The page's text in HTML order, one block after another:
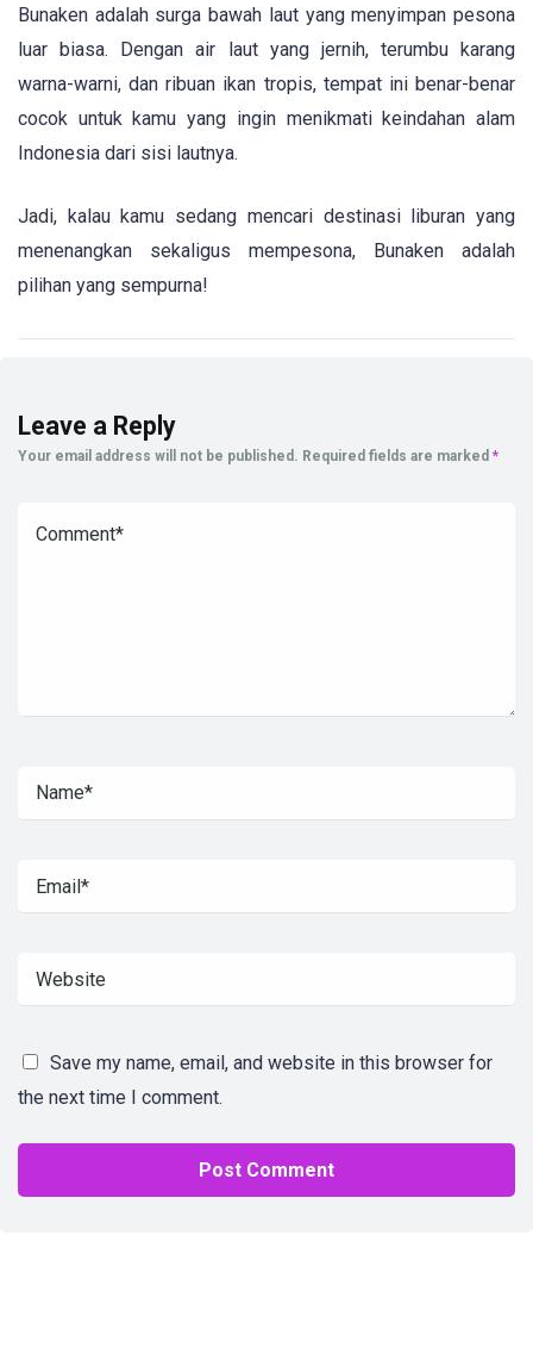
Bunaken adalah surga bawah laut yang menyimpan pesona
luar biasa. Dengan air laut yang jernih, terumbu karang
warna-warni, dan ribuan ikan tropis, tempat ini benar-benar
cocok untuk kamu yang ingin menikmati keindahan alam
Indonesia dari sisi lautnya.
Jadi, kalau kamu sedang mencari destinasi liburan yang
menenangkan sekaligus mempesona, Bunaken adalah
pilihan yang sempurna!
Leave a Reply
Your email address will not be published. Required fields are marked *
Save my name, email, and website in this browser for
the next time I comment.